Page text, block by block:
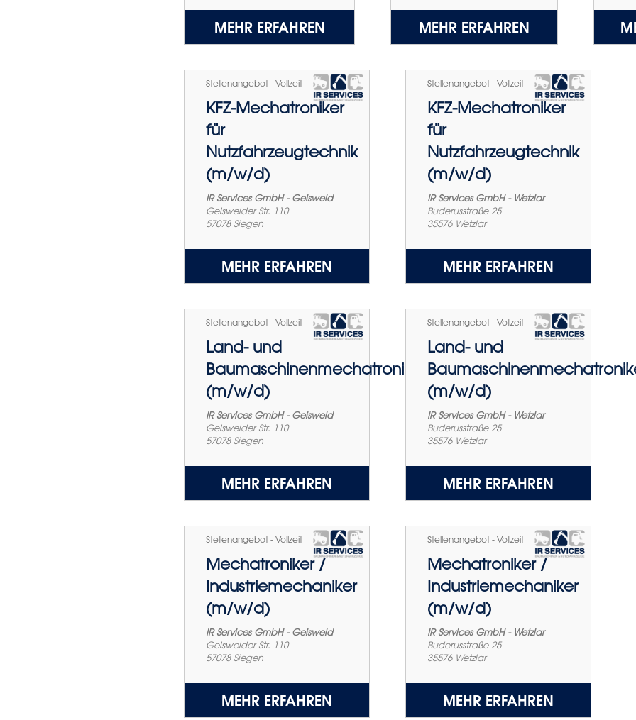
MEHR ERFAHREN MEHR ERFAHREN
Stellenangebot - Vollzeit
KFZ-Mechatroniker
für
Nutzfahrzeugtechnik
(m/w/d)
IR Services GmbH - Geisweid
Geisweider Str. 110
57078 Siegen
MEHR ERFAHREN
Stellenangebot - Vollzeit
KFZ-Mechatroniker
für
Nutzfahrzeugtechnik
(m/w/d)
IR Services GmbH - Wetzlar
Buderusstraße 25
35576 Wetzlar
MEHR ERFAHREN
Stellenangebot - Vollzeit
Land- und
Baumaschinenmechatroniker
(m/w/d)
IR Services GmbH - Geisweid
Geisweider Str. 110
57078 Siegen
MEHR ERFAHREN
Stellenangebot - Vollzeit
Land- und
(m/w/d)
IR Services GmbH - Wetzlar
Buderusstraße 25
35576 Wetzlar
MEHR ERFAHREN
Stellenangebot - Vollzeit
Mechatroniker /
Industriemechaniker
(m/w/d)
IR Services GmbH - Geisweid
Geisweider Str. 110
57078 Siegen
MEHR ERFAHREN
Stellenangebot - Vollzeit
Mechatroniker /
Industriemechaniker
(m/w/d)
IR Services GmbH - Wetzlar
Buderusstraße 25
35576 Wetzlar
MEHR ERFAHREN